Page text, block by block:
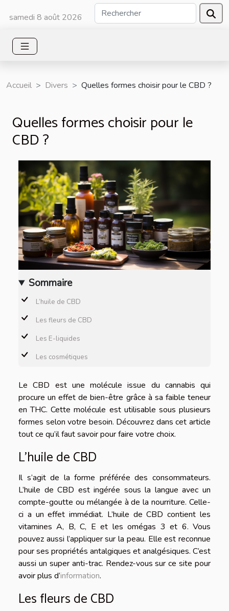
samedi 8 août 2026
Accueil Divers Quelles formes choisir pour le CBD ?
Quelles formes choisir pour le
CBD ?
Sommaire
L’huile de CBD
Les fleurs de CBD
Les E-liquides
Les cosmétiques
Le CBD est une molécule issue du cannabis qui
procure un effet de bien-être grâce à sa faible teneur
en THC. Cette molécule est utilisable sous plusieurs
formes selon votre besoin. Découvrez dans cet article
tout ce qu’il faut savoir pour faire votre choix.
L’huile de CBD
Il s’agit de la forme préférée des consommateurs.
L’huile de CBD est ingérée sous la langue avec un
compte-goutte ou mélangée à de la nourriture. Celle-
ci a un effet immédiat. L’huile de CBD contient les
vitamines A, B, C, E et les omégas 3 et 6. Vous
pouvez aussi l’appliquer sur la peau. Elle est reconnue
pour ses propriétés antalgiques et analgésiques. C’est
aussi un super anti-trac. Rendez-vous sur ce site pour
avoir plus d’information.
Les fleurs deCBD